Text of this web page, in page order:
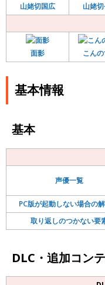
山姥切国広
山姥
面影 こん
基本情報
基本
声優一覧
PC版が起動しない場合の
取り返しのつかない要
DLC・追加コン